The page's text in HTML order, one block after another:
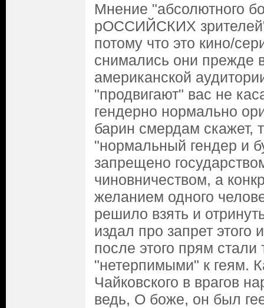
Мнение "абсолютного
рОССИЙСКИХ
потому что это кино/
снимались они прежде
американской
"продвигают" вас не
гендерно нормально
барин смердам скажет,
"нормальный гендер и
запрещено
чиновничеством, а
желанием одного
решило взять и
издал про запрет этого
после этого прям стали
"нетерпимыми" к геям.
Чайковского в врагов
ведь, О боже, он был